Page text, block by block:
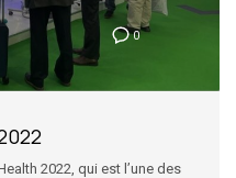
0
2022, qui est l’une des